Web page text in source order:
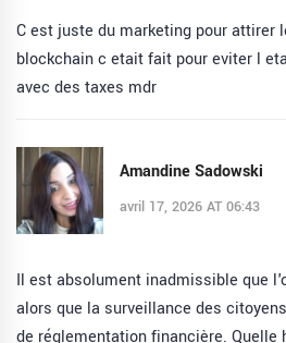
C est juste du marketing pour attirer
blockchain c etait fait pour eviter l
avec des taxes mdr
Amandine Sadowski
avril 17, 2026 AT 06:43
Il est absolument inadmissible que
alors que la surveillance des
de réglementation financière. Quelle